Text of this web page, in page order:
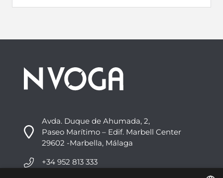
Avda. Duque de Ahumada, 2,
Paseo Marítimo – Edif. Marbell Center
29602 -Marbella, Málaga
+34 952 813 333